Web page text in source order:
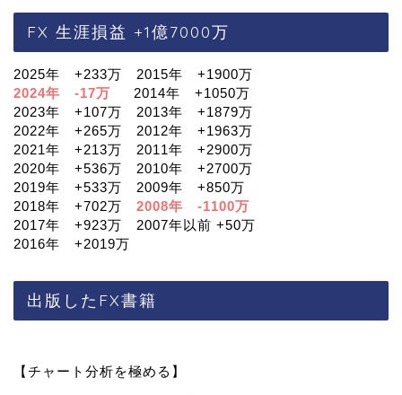
FX 生涯損益 +1億7000万
2025年 +233万 2015年 +1900万
2024年 -17万
2014年 +1050万
2023年 +107万 2013年 +1879万
2022年 +265万 2012年 +1963万
2021年 +213万 2011年 +2900万
2020年 +536万 2010年 +2700万
2019年 +533万 2009年 +850万
2018年 +702万 2008年 -1100万
2017年 +923万 2007年以前 +50万
2016年 +2019万
出版したFX書籍
【チャート分析を極める】